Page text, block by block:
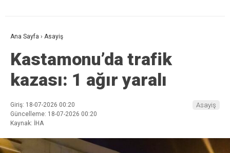
Ana Sayfa › Asayiş
Kastamonu’da trafik
kazası: 1 ağır yaralı
Giriş: 18-07-2026 00:20
Güncelleme: 18-07-2026 00:20
Kaynak: İHA
Asayiş